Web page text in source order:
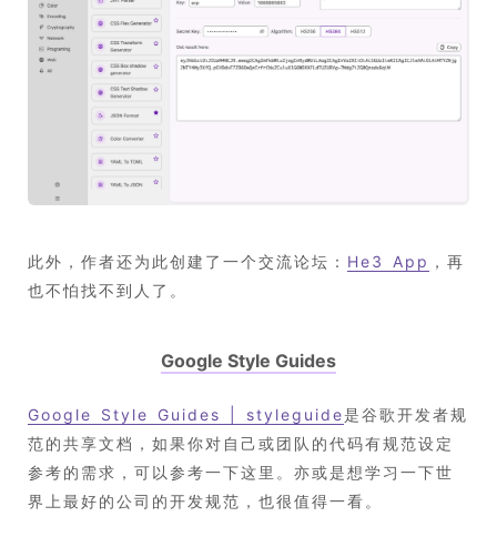
此外，作者还为此创建了一个交流论坛： He3 App ，再
也不怕找不到人了。
Google Style Guides
Google Style Guides | styleguide是谷歌开发者规
范的共享文档，如果你对自己或团队的代码有规范设定
参考的需求，可以参考一下这里。亦或是想学习一下世
界上最好的公司的开发规范，也很值得一看。